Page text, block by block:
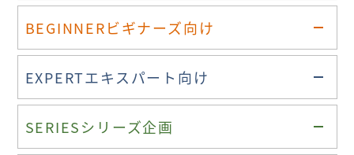
BEGINNERビギナーズ向け
EXPERTエキスパート向け
SERIESシリーズ企画